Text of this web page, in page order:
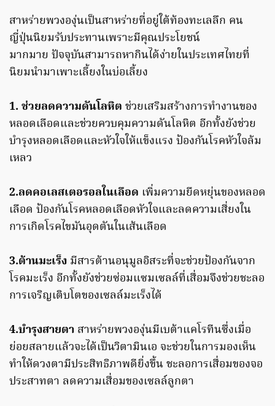
สาหร่ายพวงองุ่นเป็นสาหร่ายที่อยู่ใต้ท้องทะเลลึก คน
ญี่ปุ่นนิยมรับประทานเพราะมีคุณประโยชน์
มากมาย ปัจจุบันสามารถหากินได้ง่ายในประเทศไทยที่
นิยมนำมาเพาะเลี้ยงในบ่อเลี้ยง
1. ช่วยลดความดันโลหิต ช่วยเสริมสร้างการทำงานของ
หลอดเลือดและช่วยควบคุมความดันโลหิต อีกทั้งยังช่วย
บำรุงหลอดเลือดและหัวใจให้แข็งแรง ป้องกันโรคหัวใจล้ม
เหลว
2.ลดคอเลสเตอรอลในเลือด เพิ่มความยืดหยุ่นของหลอด
เลือด ป้องกันโรคหลอดเลือดหัวใจและลดความเสี่ยงใน
การเกิดโรคไขมันอุดตันในเส้นเลือด
3.ต้านมะเร็ง มีสารต้านอนุมูลอิสระที่จะช่วยป้องกันจาก
โรคมะเร็ง อีกทั้งยังช่วยซ่อมแซมเซลล์ที่เสื่อมจึงช่วยชะลอ
การเจริญเติบโตของเซลล์มะเร็งได้
4.บำรุงสายตา สาหร่ายพวงองุ่นมีเบต้าแคโรทีนซึ่งเมื่อ
ย่อยสลายแล้วจะได้เป็นวิตามินเอ จะช่วยในการมองเห็น
ทำให้ดวงตามีประสิทธิภาพดียิ่งขึ้น ชะลอการเสื่อมของจอ
ประสาทตา ลดความเสื่อมของเซลล์ลูกตา